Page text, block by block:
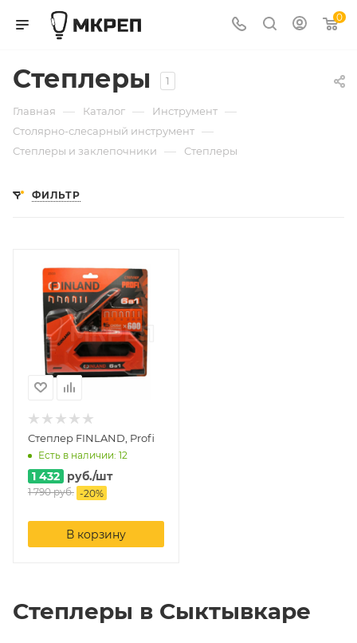
0
Степлеры 1
Главная — Каталог — Инструмент —
Столярно-слесарный инструмент —
Степлеры и заклепочники — Степлеры
ФИЛЬТР
Степлер FINLAND, Profi
Есть в наличии: 12
1 432 руб./шт
1 790руб. -20%
В корзину
Степлеры в Сыктывкаре